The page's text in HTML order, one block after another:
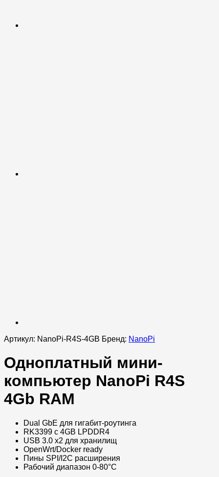
Артикул: NanoPi-R4S-4GB Бренд: NanoPi
Одноплатный мини-
компьютер NanoPi R4S
4Gb RAM
Dual GbE для гигабит-роутинга
RK3399 с 4GB LPDDR4
USB 3.0 x2 для хранилищ
OpenWrt/Docker ready
Пины SPI/I2C расширения
Рабочий диапазон 0-80°C